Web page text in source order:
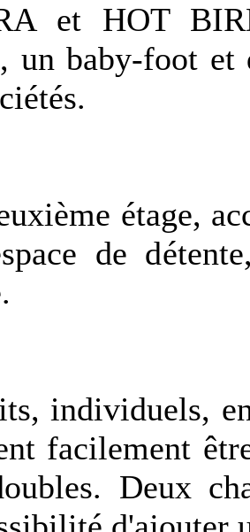
et HOT
un baby-foot et
étage,
de
individuels,
facilement
Deux